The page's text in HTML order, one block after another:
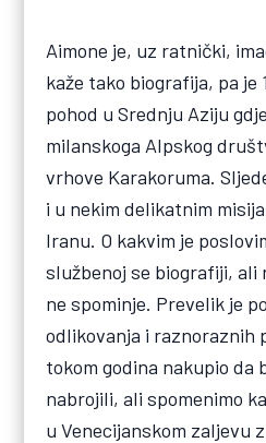
Aimone je, uz ratnički,
kaže tako biografija, pa je
pohod u Srednju Aziju
milanskoga Alpskog
vrhove Karakoruma.
i u nekim delikatnim
Iranu. O kakvim je
službenoj se biografiji, ali
ne spominje. Prevelik je
odlikovanja i raznoraznih
tokom godina nakupio da
nabrojili, ali spomenimo
u Venecijanskom zaljevu